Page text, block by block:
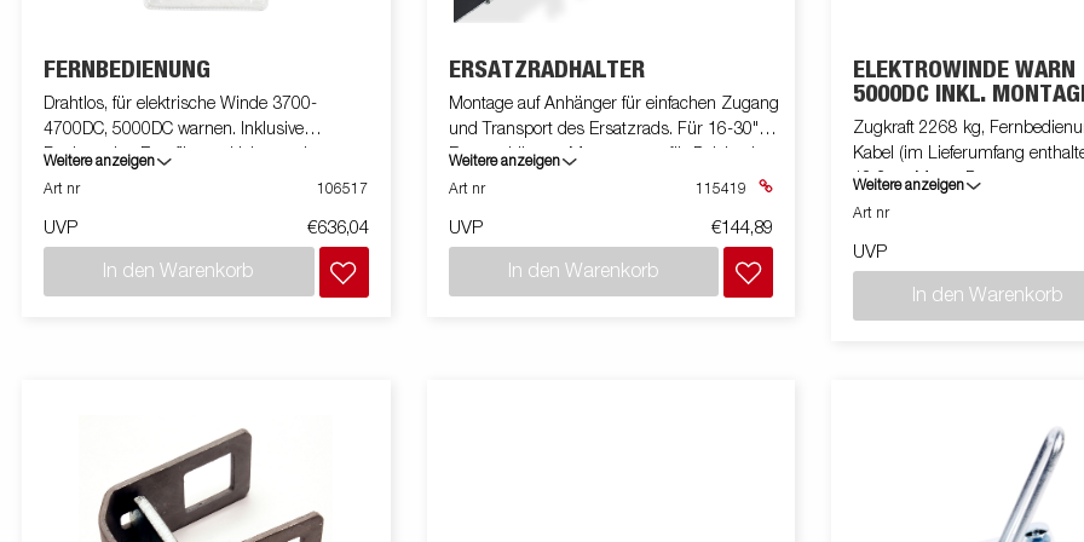
FERNBEDIENUNG
Drahtlos, für elektrische Winde 3700-
4700DC, 5000DC warnen. Inklusive
Funksender, Empfänger, Halter und
Montagesatz. Überprüfen Sie die Winde aus
Weitere anzeigen
Art nr
106517
UVP €636,04
In den Warenkorb
ERSATZRADHALTER
Montage auf Anhänger für einfachen Zugang
und Transport des Ersatzrads. Für 16-30"
Bootsanhänger. Montagesatz für Deichsel
mit U-Bolzen.
Weitere anzeigen
Art nr
115419
UVP €144,89
In den Warenkorb
ELEKTROWINDE WARN
5000DC INKL.
Zugkraft 2268 kg,
Kabel (im Lieferumfang
18,3 m. Motor:
Dynamisch und mechanisch.
Hebel. Trommeldurchmesser:
Anführer: Hawse. Austausch:
Weitere anzeigen
Art nr
UVP
In den Warenkorb